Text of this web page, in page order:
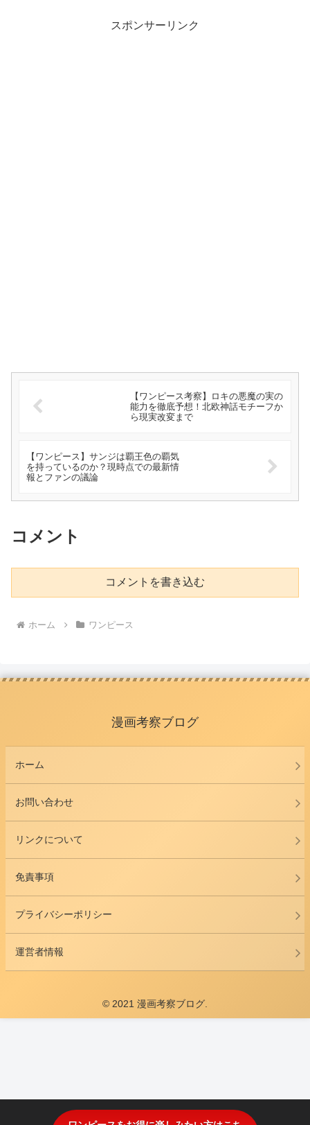
スポンサーリンク
【ワンピース考察】ロキの悪魔の実の
能力を徹底予想！北欧神話モチーフか
ら現実改変まで
【ワンピース】サンジは覇王色の覇気
を持っているのか？現時点での最新情
報とファンの議論
コメント
コメントを書き込む
ホーム ワンピース
漫画考察ブログ
ホーム
お問い合わせ
リンクについて
免責事項
プライバシーポリシー
運営者情報
© 2021 漫画考察ブログ.